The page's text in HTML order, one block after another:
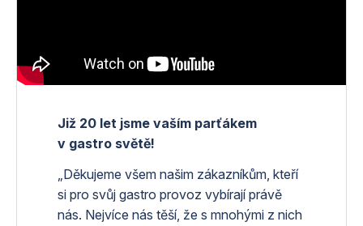
Již 20 let jsme vaším parťákem
v gastro světě!
„Děkujeme všem našim zákazníkům, kteří
si pro svůj gastro provoz vybírají právě
nás. Nejvíce nás těší, že s mnohými z nich